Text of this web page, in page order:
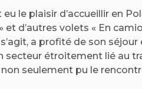
le plaisir d’accueillir en
et d’autres volets « En
s’agit, a profité de son
secteur étroitement lié au
non seulement pu le